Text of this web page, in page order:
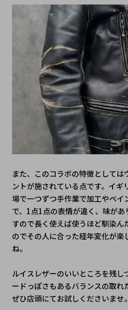
また、このコラボの特徴としては
ントが施されている点です。イギ
場で一つずつ手作業で加工やペイ
で、1点1点の表情が違く、味があ
すので長く使えば使うほど馴染ん
のでその人に合った経年変化が楽
ね。
ルイスレザーのいいところを残し
ードっぽさもあるバランスの取れ
ぜひ店頭にてお試しくださいませ。